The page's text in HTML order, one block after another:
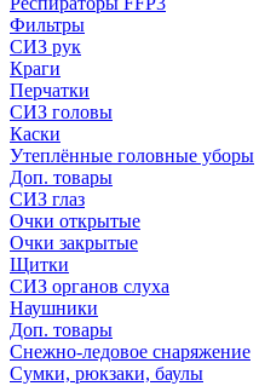
Фильтры
СИЗ рук
Краги
Перчатки
СИЗ головы
Каски
Утеплённые головные уборы
Доп. товары
СИЗ глаз
Очки открытые
Очки закрытые
Щитки
СИЗ органов слуха
Наушники
Доп. товары
Снежно-ледовое снаряжение
Сумки, рюкзаки, баулы